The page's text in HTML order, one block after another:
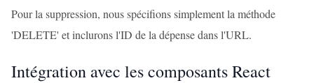
Pour la suppression, nous spécifions simplement la méthode
'DELETE' et inclurons l'ID de la dépense dans l'URL.
Intégration avec les composants React